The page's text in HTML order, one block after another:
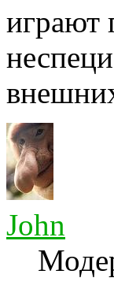
играют
John